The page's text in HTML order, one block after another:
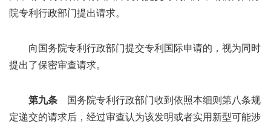
院专利行政部门提出请求。
向国务院专利行政部门提交专利国际申请的，视为同时
提出了保密审查请求。
第九条 国务院专利行政部门收到依照本细则第八条规
定递交的请求后，经过审查认为该发明或者实用新型可能涉